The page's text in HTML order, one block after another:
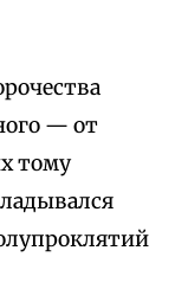
— от
тому